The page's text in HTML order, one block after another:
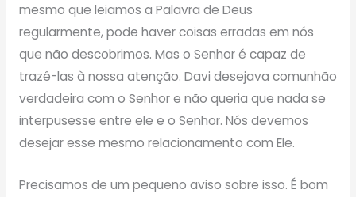
mesmo que leiamos a Palavra de Deus
regularmente, pode haver coisas erradas em nós
que não descobrimos. Mas o Senhor é capaz de
trazê-las à nossa atenção. Davi desejava comunhão
verdadeira com o Senhor e não queria que nada se
interpusesse entre ele e o Senhor. Nós devemos
desejar esse mesmo relacionamento com Ele.
Precisamos de um pequeno aviso sobre isso. É bom